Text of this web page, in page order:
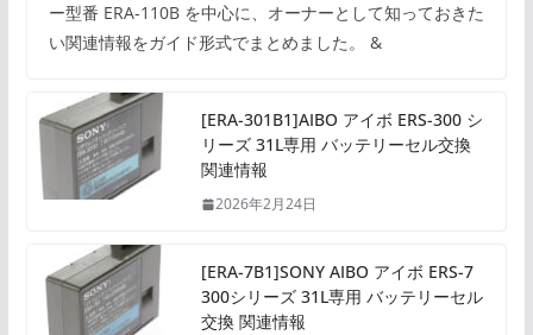
ー型番 ERA-110B を中心に、オーナーとして知っておきた
い関連情報をガイド形式でまとめました。 &
[ERA-301B1]AIBO アイボ ERS-300 シ
リーズ 31L専用 バッテリーセル交換
関連情報
2026年2月24日
[ERA-7B1]SONY AIBO アイボ ERS-7
300シリーズ 31L専用 バッテリーセル
交換 関連情報